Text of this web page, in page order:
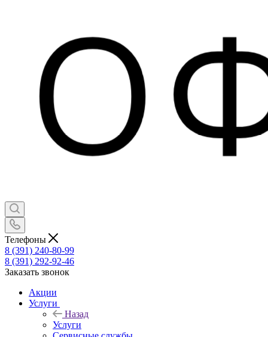
Телефоны
8 (391) 240-80-99
8 (391) 292-92-46
Заказать звонок
Акции
Услуги
Назад
Услуги